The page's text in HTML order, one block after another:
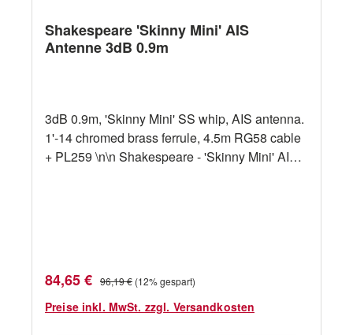
Shakespeare 'Skinny Mini' AIS
Antenne 3dB 0.9m
3dB 0.9m, 'Skinny Mini' SS whip, AIS antenna.
1'-14 chromed brass ferrule, 4.5m RG58 cable
+ PL259 \n\n Shakespeare - 'Skinny Mini' AIS
4,5m des RG-58-Kabels plus PL-259-Stecker.
Erfodert eine Halterung mit einem Loch in der
Verkaufspreis:
84,65 € Regulärer Preis:
96,19 € (12% gespart)
Preise inkl. MwSt. zzgl. Versandkosten